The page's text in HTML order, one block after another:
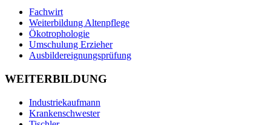
Fachwirt
Weiterbildung Altenpflege
Ökotrophologie
Umschulung Erzieher
Ausbildereignungsprüfung
WEITERBILDUNG
Industriekaufmann
Krankenschwester